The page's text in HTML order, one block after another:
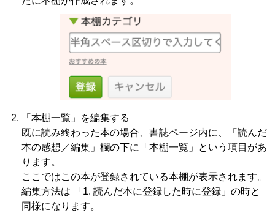
「本棚一覧」を編集する
既に読み終わった本の場合、書誌ページ内に、「読んだ
本の感想／編集」欄の下に「本棚一覧」という項目があ
ります。
ここではこの本が登録されている本棚が表示されます。
編集方法は 「1. 読んだ本に登録した時に登録」の時と
同様になります。